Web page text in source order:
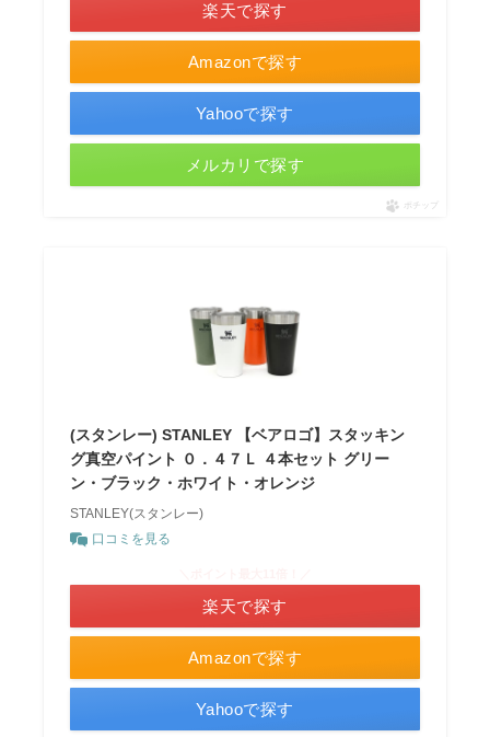
Amazonで探す
楽天で探す
Yahooで探す
メルカリで探す
ポチップ
(スタンレー) STANLEY 【ベアロゴ】スタッキン
グ真空パイント ０．４７Ｌ ４本セット グリー
ン・ブラック・ホワイト・オレンジ
STANLEY(スタンレー)
口コミを見る
Amazonで探す
楽天で探す
Yahooで探す